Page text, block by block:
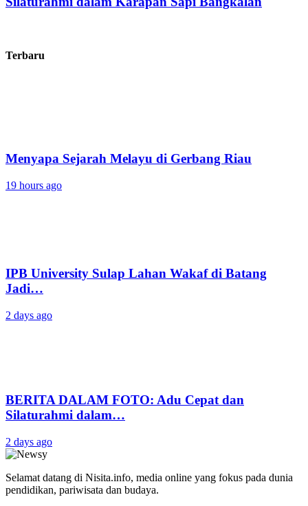
Terbaru
Menyapa Sejarah Melayu di Gerbang Riau
19 hours ago
IPB University Sulap Lahan Wakaf di Batang
Jadi…
2 days ago
BERITA DALAM FOTO: Adu Cepat dan
Silaturahmi dalam…
2 days ago
Selamat datang di Nisita.info, media online yang fokus pada dunia
pendidikan, pariwisata dan budaya.